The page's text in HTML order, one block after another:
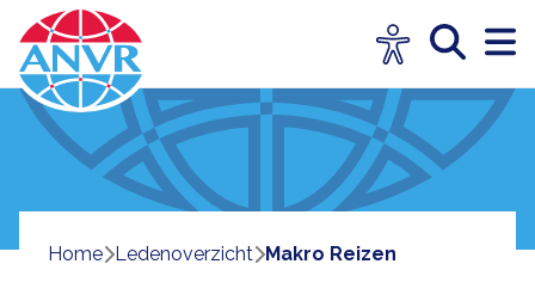
Home ledenoverzicht Makro Reizen